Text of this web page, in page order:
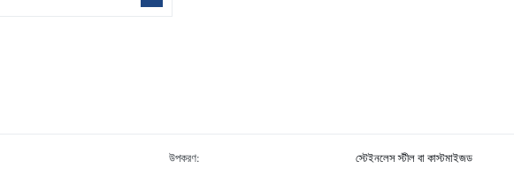
উপকরণ:
স্টেইনলেস স্টীল বা কাস্টমাইজড